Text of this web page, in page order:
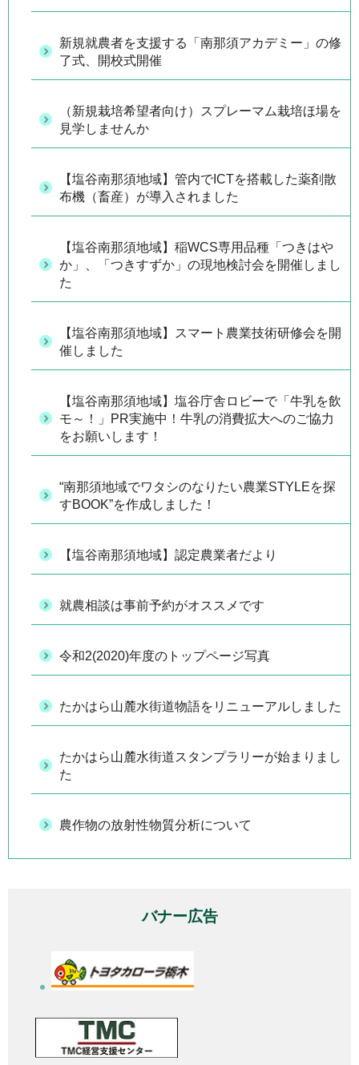
新規就農者を支援する「南那須アカデミー」の修
了式、開校式開催
（新規栽培希望者向け）スプレーマム栽培ほ場を
見学しませんか
【塩谷南那須地域】管内でICTを搭載した薬剤散
布機（畜産）が導入されました
【塩谷南那須地域】稲WCS専用品種「つきはや
か」、「つきすずか」の現地検討会を開催しまし
た
【塩谷南那須地域】スマート農業技術研修会を開
催しました
【塩谷南那須地域】塩谷庁舎ロビーで「牛乳を飲
モ～！」PR実施中！牛乳の消費拡大へのご協力
をお願いします！
“南那須地域でワタシのなりたい農業STYLEを探
すBOOK”を作成しました！
【塩谷南那須地域】認定農業者だより
就農相談は事前予約がオススメです
令和2(2020)年度のトップページ写真
たかはら山麓水街道物語をリニューアルしました
たかはら山麓水街道スタンプラリーが始まりまし
た
農作物の放射性物質分析について
バナー広告